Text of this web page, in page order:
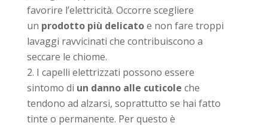
favorire l’elettricità. Occorre scegliere
un prodotto più delicatoe non fare troppi
lavaggi ravvicinati che contribuiscono a
seccare le chiome.
I capelli elettrizzati possono essere
sintomo di un danno alle cuticole che
tendono ad alzarsi, soprattutto se hai fatto
tinte o permanente. Per questo è